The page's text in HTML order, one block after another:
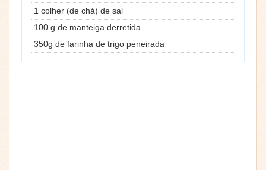
1 colher (de chá) de sal
100 g de manteiga derretida
350g de farinha de trigo peneirada